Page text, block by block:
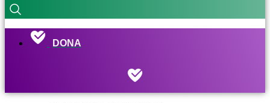
DONA